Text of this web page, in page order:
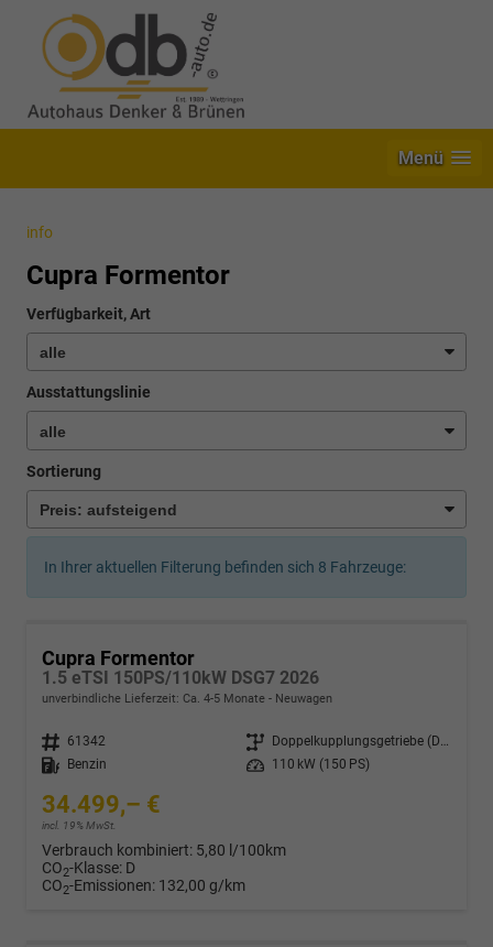
Menü
info
Cupra Formentor
Verfügbarkeit, Art
Ausstattungslinie
Sortierung
In Ihrer aktuellen Filterung befinden sich 8 Fahrzeuge:
Cupra Formentor
1.5 eTSI 150PS/110kW DSG7 2026
unverbindliche Lieferzeit: Ca. 4-5 Monate Neuwagen
Fahrzeugnr. 61342 Getriebe
Doppelkupplungsgetriebe (DSG)
Kraftstoff
Benzin Leistung 110 kW (150 PS)
34.499,– €
incl. 19% MwSt.
Verbrauch kombiniert: 5,80 l/100km
CO2-Klasse: D
CO2-Emissionen: 132,00 g/km